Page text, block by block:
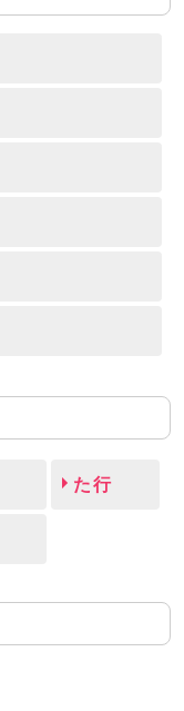
た行